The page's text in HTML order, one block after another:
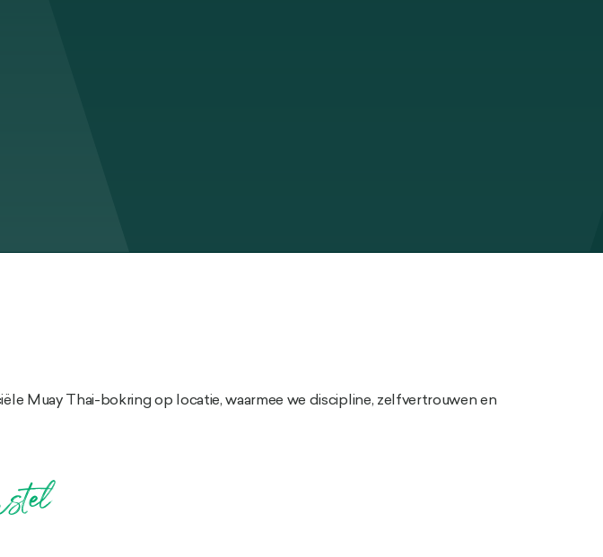
Muay Thai-bokring op locatie, waarmee we discipline, zelfvertrouwen en